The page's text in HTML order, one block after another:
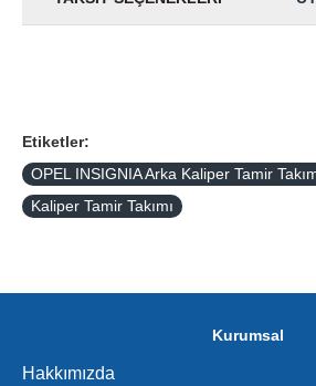
Etiketler:
OPEL INSIGNIA Arka Kaliper Tamir
Kaliper Tamir Takımı
Kurumsal
Hakkımızda